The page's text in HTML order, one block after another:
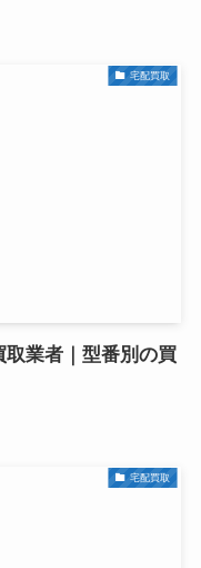
宅配買取
業者｜型番別の買
宅配買取